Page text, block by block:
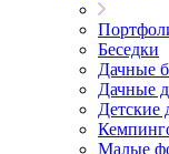
Беседки
Дачные
Дачные
Детские
Малые